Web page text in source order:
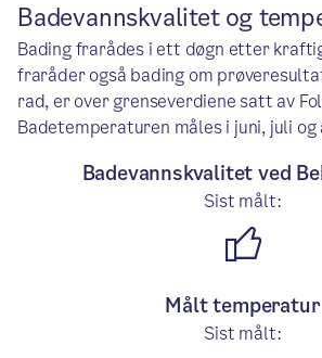
Badevannskvalitet og
Bading frarådes i ett døgn etter
fraråder også bading om
rad, er over grenseverdiene satt av
Badetemperaturen måles i juni, juli og
Badevannskvalitet ved
Sist målt:
Målt temperatur
Sist målt: